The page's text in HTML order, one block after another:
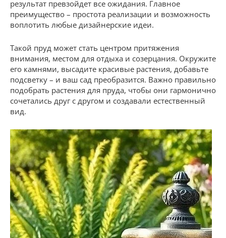
результат превзойдет все ожидания. Главное
преимущество – простота реализации и возможность
воплотить любые дизайнерские идеи.
Такой пруд может стать центром притяжения
внимания, местом для отдыха и созерцания. Окружите
его камнями, высадите красивые растения, добавьте
подсветку – и ваш сад преобразится. Важно правильно
подобрать растения для пруда, чтобы они гармонично
сочетались друг с другом и создавали естественный
вид.